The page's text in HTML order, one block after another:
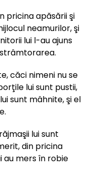
pricina apăsării şi
neamurilor, şi
lui l-au ajuns
căci nimeni nu se
lui sunt pustii,
sunt mâhnite, şi el
lui sunt
din pricina
au mers în robie